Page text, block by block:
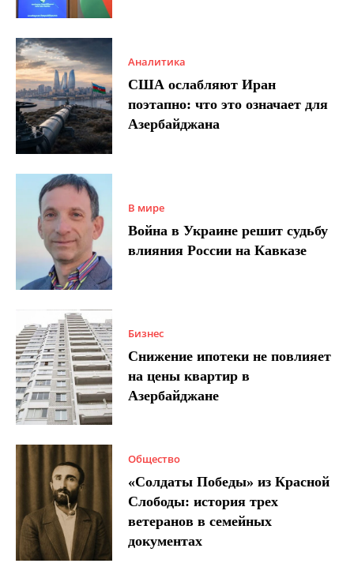
Аналитика
США ослабляют Иран
поэтапно: что это означает для
Азербайджана
В мире
Война в Украине решит судьбу
влияния России на Кавказе
Бизнес
Снижение ипотеки не повлияет
на цены квартир в
Азербайджане
Общество
«Солдаты Победы» из Красной
Слободы: история трех
ветеранов в семейных
документах